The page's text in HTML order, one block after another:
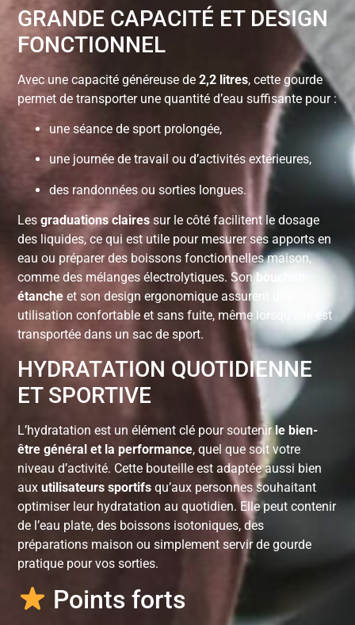
GRANDE CAPACITÉ ET DESIGN
FONCTIONNEL
Avec une capacité généreuse de2,2 litres, cette gourde
permet de transporter une quantité d’eau suffisante pour :
une séance de sport prolongée,
une journée de travail ou d’activités extérieures,
des randonnées ou sorties longues.
Lesgraduations claires sur le côté facilitent le dosage
des liquides, ce qui est utile pour mesurer ses apports en
eau ou préparer des boissons fonctionnelles maison,
comme des mélanges électrolytiques. Sonbouchon
étanche et son design ergonomique assurent une
utilisation confortable et sans fuite, même lorsqu’elle est
transportée dans un sac de sport.
HYDRATATION QUOTIDIENNE
ET SPORTIVE
L’hydratation est un élément clé pour soutenirle bien-
être général et la performance, quel que soit votre
niveau d’activité. Cette bouteille est adaptée aussi bien
auxutilisateurs sportifs qu’aux personnes souhaitant
optimiser leur hydratation au quotidien. Elle peut contenir
de l’eau plate, des boissons isotoniques, des
préparations maison ou simplement servir de gourde
pratique pour vos sorties.
Points forts